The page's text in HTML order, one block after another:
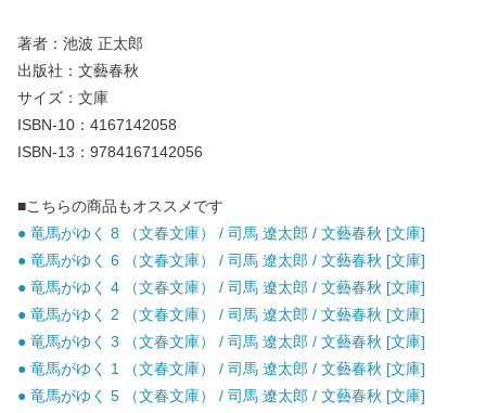
著者：池波 正太郎
出版社：文藝春秋
サイズ：文庫
ISBN-10：4167142058
ISBN-13：9784167142056
■こちらの商品もオススメです
● 竜馬がゆく 8 （文春文庫） / 司馬 遼太郎 / 文藝春秋 [文庫]
● 竜馬がゆく 6 （文春文庫） / 司馬 遼太郎 / 文藝春秋 [文庫]
● 竜馬がゆく 4 （文春文庫） / 司馬 遼太郎 / 文藝春秋 [文庫]
● 竜馬がゆく 2 （文春文庫） / 司馬 遼太郎 / 文藝春秋 [文庫]
● 竜馬がゆく 3 （文春文庫） / 司馬 遼太郎 / 文藝春秋 [文庫]
● 竜馬がゆく 1 （文春文庫） / 司馬 遼太郎 / 文藝春秋 [文庫]
● 竜馬がゆく 5 （文春文庫） / 司馬 遼太郎 / 文藝春秋 [文庫]